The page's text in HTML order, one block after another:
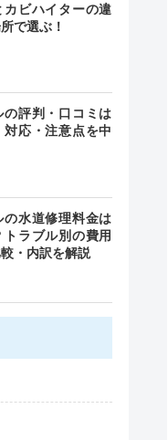
カビハイターの違
で選ぶ！
の評判・口コミは
対応・注意点を中
の水道修理料金は
トラブル別の費用
・内訳を解説